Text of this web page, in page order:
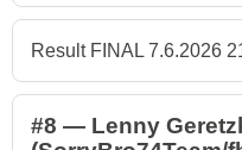
Result FINAL 7.6.2026
#8 — Lenny